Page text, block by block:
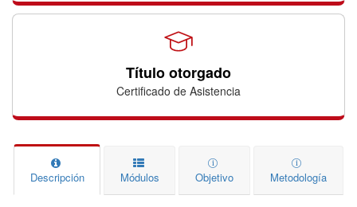
Título otorgado
Certificado de Asistencia
Descripción Módulos Objetivo Metodología